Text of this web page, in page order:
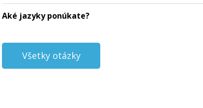
Aké jazyky ponúkate?
Všetky otázky